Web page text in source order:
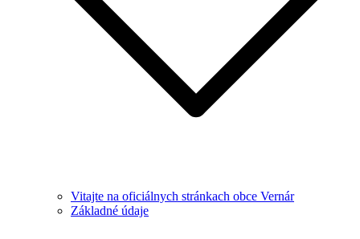
Vitajte na oficiálnych stránkach obce Vernár
Základné údaje